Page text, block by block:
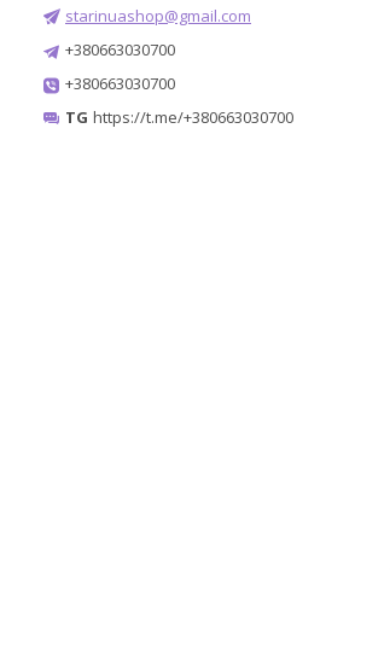
starinuashop@gmail.com
+380663030700
+380663030700
TG https://t.me/+380663030700